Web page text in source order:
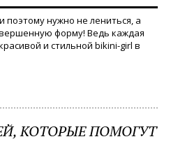
поэтому нужно не лениться, а
форму! Ведь каждая
и стильной bikini-girl в
КОТОРЫЕ ПОМОГУТ